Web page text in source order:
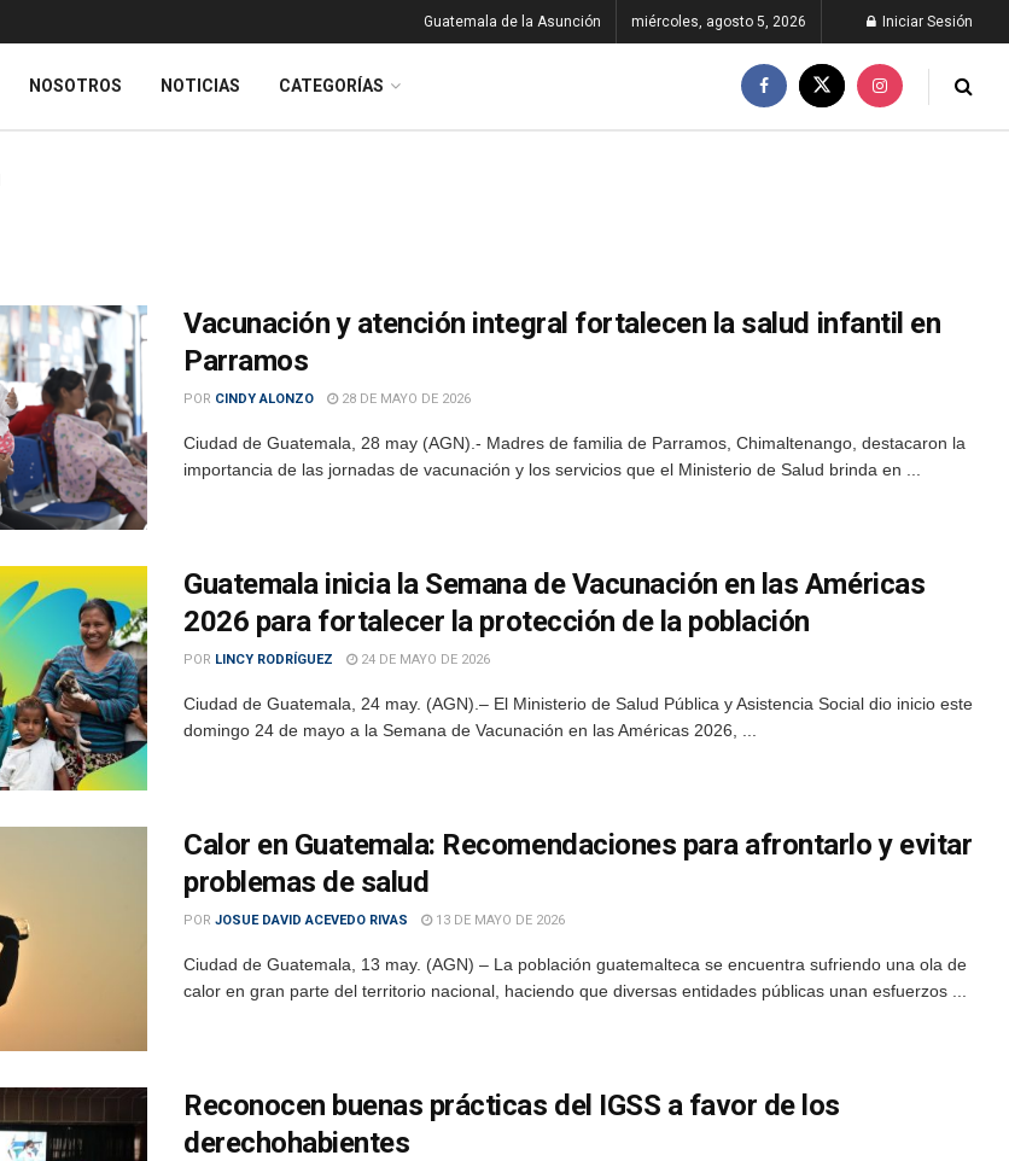
Guatemala de la Asunción miércoles, agosto 5, 2026 Iniciar Sesión
NOSOTROS NOTICIAS CATEGORÍAS
Vacunación y atención integral fortalecen la salud infantil en
Parramos
POR CINDY ALONZO 28 DE MAYO DE 2026
Ciudad de Guatemala, 28 may (AGN).- Madres de familia de Parramos, Chimaltenango, destacaron la
importancia de las jornadas de vacunación y los servicios que el Ministerio de Salud brinda en ...
Guatemala inicia la Semana de Vacunación en las Américas
2026 para fortalecer la protección de la población
POR LINCY RODRÍGUEZ 24 DE MAYO DE 2026
Ciudad de Guatemala, 24 may. (AGN).– El Ministerio de Salud Pública y Asistencia Social dio inicio este
domingo 24 de mayo a la Semana de Vacunación en las Américas 2026, ...
Calor en Guatemala: Recomendaciones para afrontarlo y evitar
problemas de salud
POR JOSUE DAVID ACEVEDO RIVAS 13 DE MAYO DE 2026
Ciudad de Guatemala, 13 may. (AGN) – La población guatemalteca se encuentra sufriendo una ola de
calor en gran parte del territorio nacional, haciendo que diversas entidades públicas unan esfuerzos ...
Reconocen buenas prácticas del IGSS a favor de los
derechohabientes